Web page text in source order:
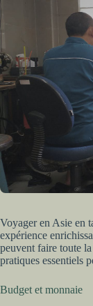
Voyager en Asie en
expérience
peuvent faire toute
pratiques essentiels
Budget et monnaie